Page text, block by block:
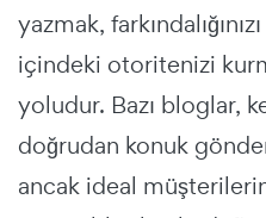
yazmak,
içindeki otoritenizi
yoludur. Bazı bloglar,
doğrudan konuk
ancak ideal